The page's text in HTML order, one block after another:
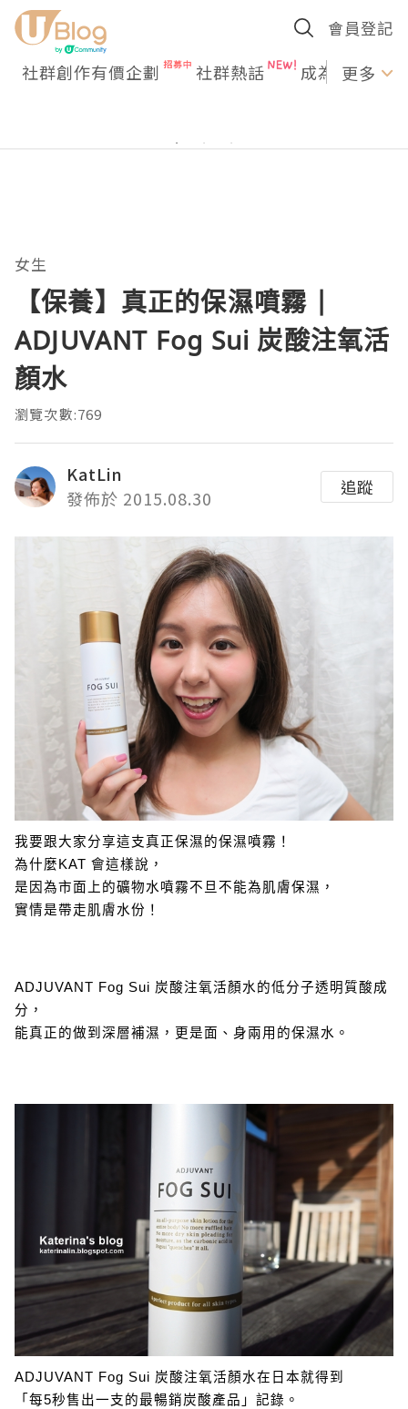
會員登記
社群創作有價企劃 社群熱話 成為U更多
女生
【保養】真正的保濕噴霧 |
ADJUVANT Fog Sui 炭酸注氧活
顏水
瀏覽次數:769
KatLin
發佈於 2015.08.30
追蹤
我要跟大家分享這支真正保濕的保濕噴霧！
為什麼KAT 會這樣說，
是因為市面上的礦物水噴霧不旦不能為肌膚保濕，
實情是帶走肌膚水份！
ADJUVANT Fog Sui 炭酸注氧活顏水的低分子透明質酸成
分，
能真正的做到深層補濕，更是面、身兩用的保濕水。
ADJUVANT Fog Sui 炭酸注氧活顏水在日本就得到
「每5秒售出一支的最暢銷炭酸產品」記錄。